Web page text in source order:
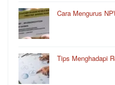
Cara Mengurus
Tips Menghadapi